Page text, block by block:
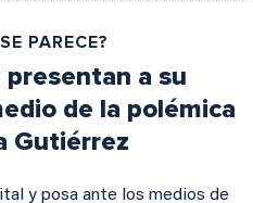
PARECE?
presentan a su
de la polémica
Gutiérrez
y posa ante los medios de